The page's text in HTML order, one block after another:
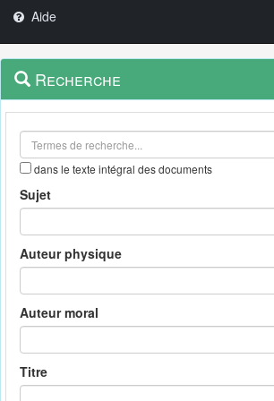
Aide
Navigation
outils
Menu
contextuel
Recherche
dans le texte intégral des documents
Sujet
Auteur physique
Auteur moral
Titre